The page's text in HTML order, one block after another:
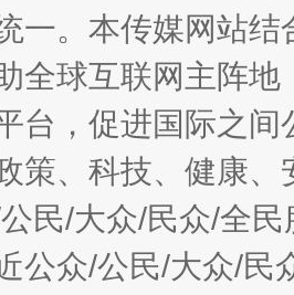
一。本传媒网站
全球互联网主阵
台，促进国际之
策、科技、健康
民/大众/民众/全
公众/公民/大众/民